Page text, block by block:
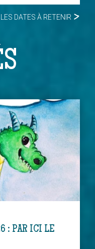
DATES À RETENIR
: PAR ICI LE